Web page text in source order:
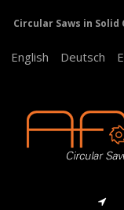
Circular Saws in
English Deutsch